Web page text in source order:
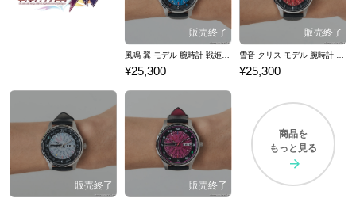
風鳴 翼 モデル 腕時計 戦姫絶唱シンフォギアＸＶ
¥25,300
雪音 クリス モデル 腕時計 戦姫絶唱シンフォギアＸＶ
¥25,300
商品を
もっと見る